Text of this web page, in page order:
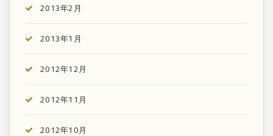
2013年2月
2013年1月
2012年12月
2012年11月
2012年10月